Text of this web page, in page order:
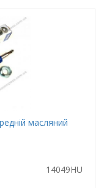
масляний
14049HU